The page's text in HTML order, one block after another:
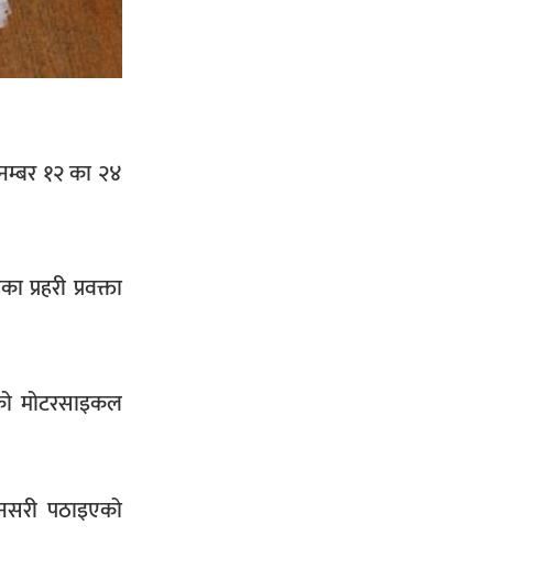
१२ का २४
प्रवक्ता
मोटरसाइकल
पठाइएको